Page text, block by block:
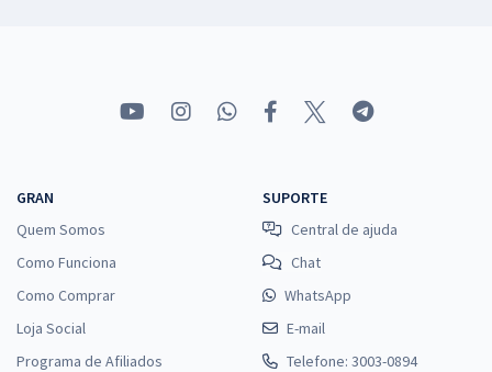
GRAN
Quem Somos
Como Funciona
Como Comprar
Loja Social
Programa de Afiliados
SUPORTE
Central de ajuda
Chat
WhatsApp
E-mail
Telefone: 3003-0894